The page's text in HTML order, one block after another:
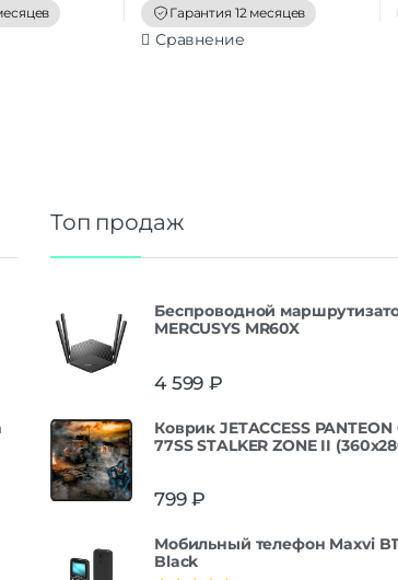
Гарантия 12 месяцев
Сравнение
Топ продаж
Беспроводной
MERCUSYS MR60X
4 599 ₽
Коврик JETACCESS PANTEON
77SS STALKER ZONE II
799₽
Мобильный телефон Maxvi
Black